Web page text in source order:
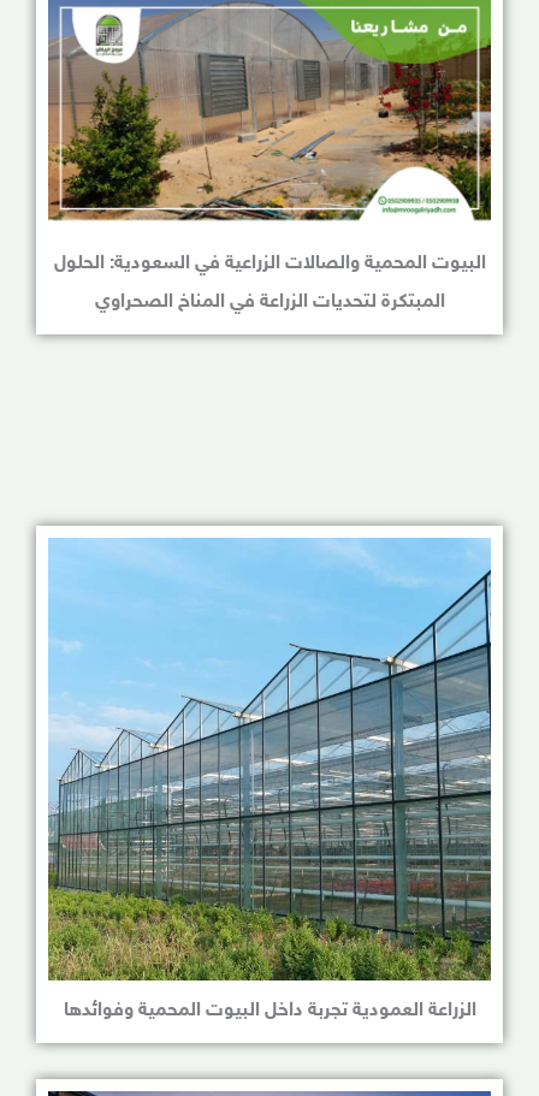
البيوت المحمية والصالات الزراعية في السعودية: الحلول
المبتكرة لتحديات الزراعة في المناخ الصحراوي
الزراعة العمودية تجربة داخل البيوت المحمية وفوائدها